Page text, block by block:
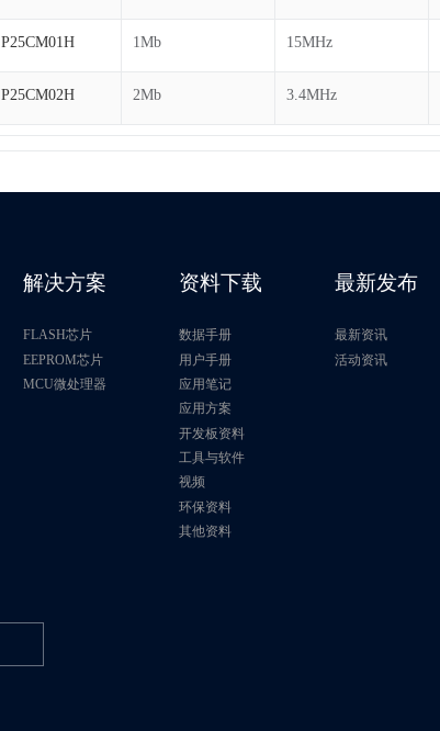
1Mb 15MHz
2Mb 3.4MHz
P25CM01H
P25CM02H
解决方案
FLASH芯片
EEPROM芯片
MCU微处理器
资料下载
数据手册
用户手册
应用笔记
应用方案
开发板资料
工具与软件
视频
环保资料
其他资料
最新发布
最新资讯
活动资讯